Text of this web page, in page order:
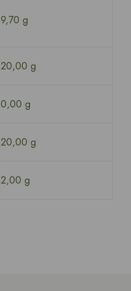
9,70 g
20,00 g
0,00 g
20,00 g
2,00 g